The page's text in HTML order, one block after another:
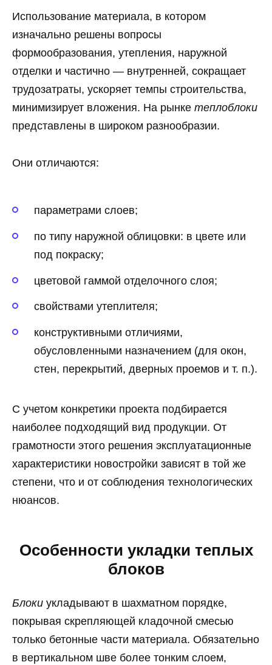
Использование материала, в котором
изначально решены вопросы
формообразования, утепления, наружной
отделки и частично — внутренней, сокращает
трудозатраты, ускоряет темпы строительства,
минимизирует вложения. На рынке теплоблоки
представлены в широком разнообразии.
Они отличаются:
параметрами слоев;
по типу наружной облицовки: в цвете или
под покраску;
цветовой гаммой отделочного слоя;
свойствами утеплителя;
конструктивными отличиями,
обусловленными назначением (для окон,
стен, перекрытий, дверных проемов и т. п.).
С учетом конкретики проекта подбирается
наиболее подходящий вид продукции. От
грамотности этого решения эксплуатационные
характеристики новостройки зависят в той же
степени, что и от соблюдения технологических
нюансов.
Особенности укладки теплых
блоков
Блоки укладывают в шахматном порядке,
покрывая скрепляющей кладочной смесью
только бетонные части материала. Обязательно
в вертикальном шве более тонким слоем,